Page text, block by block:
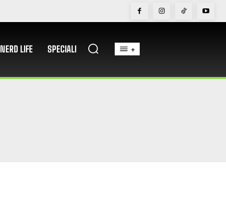
NERD LIFE SPECIALI +